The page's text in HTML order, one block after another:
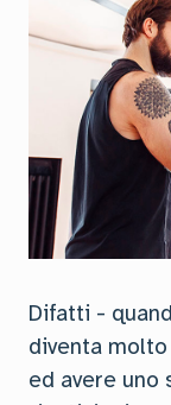
Difatti -
diventa molto
ed avere